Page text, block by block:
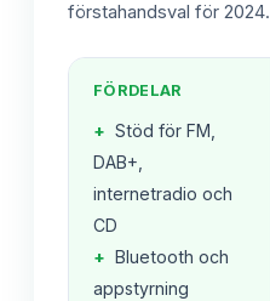
förstahandsval för 2024.
FÖRDELAR
+ Stöd för FM,
DAB+,
internetradio och
CD
+ Bluetooth och
appstyrning